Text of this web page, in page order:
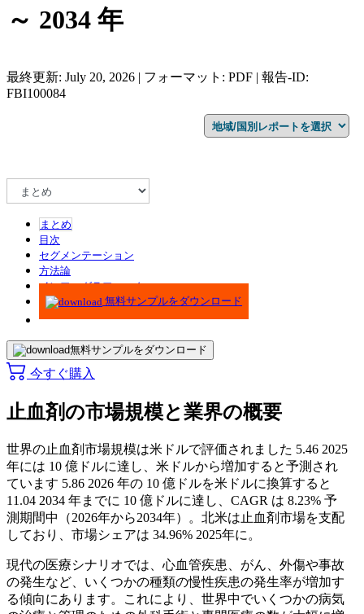
～ 2034 年
最終更新: July 20, 2026 | フォーマット: PDF | 報告-ID:
FBI100084
まとめ
目次
セグメンテーション
方法論
インフォグラフィック
無料サンプルをダウンロード
無料サンプルをダウンロード
今すぐ購入
止血剤の市場規模と業界の概要
世界の止血剤市場規模は米ドルで評価されました 5.46 2025
年には 10 億ドルに達し、米ドルから増加すると予測され
ています 5.86 2026 年の 10 億ドルを米ドルに換算すると
11.04 2034 年までに 10 億ドルに達し、CAGR は 8.23% 予
測期間中（2026年から2034年）。北米は止血剤市場を支配
しており、市場シェアは 34.96% 2025年に。
現代の医療シナリオでは、心血管疾患、がん、外傷や事故
の発生など、いくつかの種類の慢性疾患の発生率が増加す
る傾向にあります。これにより、世界中でいくつかの病気